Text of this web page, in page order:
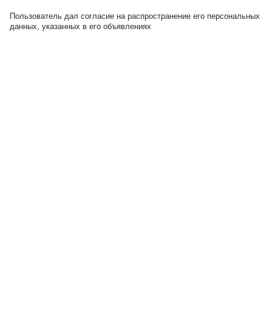
Пользователь дал согласие на распространение его персональных
данных, указанных в его объявлениях